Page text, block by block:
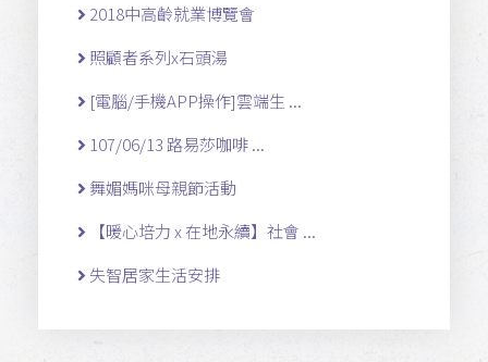
2018中高齡就業博覽會
照顧者系列x石頭湯
[電腦/手機APP操作]雲端生 ...
107/06/13 路易莎咖啡 ...
舞媚媽咪母親節活動
【暖心培力 x 在地永續】社會 ...
失智居家生活安排